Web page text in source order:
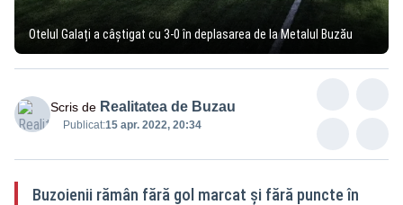
Otelul Galați a câștigat cu 3-0 în deplasarea de la Metalul Buzău
Scris de Realitatea de Buzau
Publicat:15 apr. 2022, 20:34
Buzoienii rămân fără gol marcat și fără puncte în